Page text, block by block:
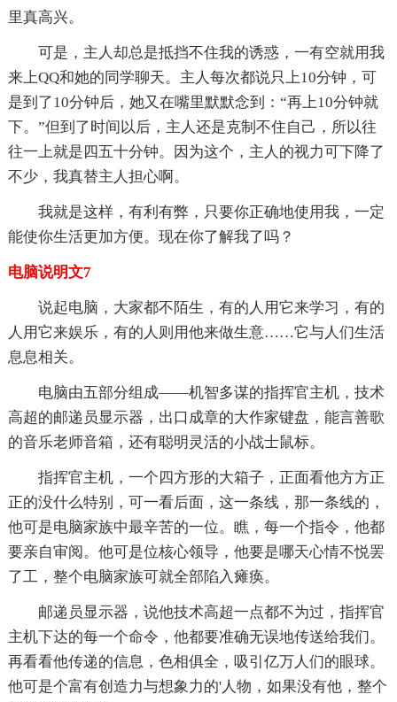
里真高兴。
可是，主人却总是抵挡不住我的诱惑，一有空就用我
来上QQ和她的同学聊天。主人每次都说只上10分钟，可
是到了10分钟后，她又在嘴里默默念到：“再上10分钟就
下。”但到了时间以后，主人还是克制不住自己，所以往
往一上就是四五十分钟。因为这个，主人的视力可下降了
不少，我真替主人担心啊。
我就是这样，有利有弊，只要你正确地使用我，一定
能使你生活更加方便。现在你了解我了吗？
电脑说明文7
说起电脑，大家都不陌生，有的人用它来学习，有的
人用它来娱乐，有的人则用他来做生意……它与人们生活
息息相关。
电脑由五部分组成——机智多谋的指挥官主机，技术
高超的邮递员显示器，出口成章的大作家键盘，能言善歌
的音乐老师音箱，还有聪明灵活的小战士鼠标。
指挥官主机，一个四方形的大箱子，正面看他方方正
正的没什么特别，可一看后面，这一条线，那一条线的，
他可是电脑家族中最辛苦的一位。瞧，每一个指令，他都
要亲自审阅。他可是位核心领导，他要是哪天心情不悦罢
了工，整个电脑家族可就全部陷入瘫痪。
邮递员显示器，说他技术高超一点都不为过，指挥官
主机下达的每一个命令，他都要准确无误地传送给我们。
再看看他传递的信息，色相俱全，吸引亿万人们的眼球。
他可是个富有创造力与想象力的'人物，如果没有他，整个